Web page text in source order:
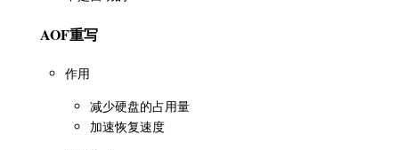
AOF重写
作用
减少硬盘的占用量
加速恢复速度